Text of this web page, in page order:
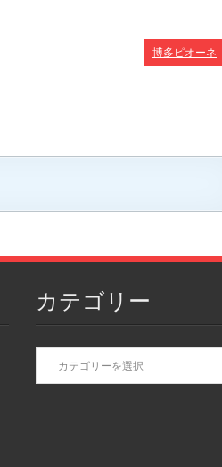
博多ピオーネ
カテゴリー
カ
ゴ